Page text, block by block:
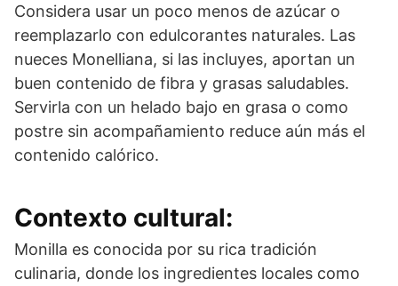
Considera usar un poco menos de azúcar o
reemplazarlo con edulcorantes naturales. Las
nueces Monelliana, si las incluyes, aportan un
buen contenido de fibra y grasas saludables.
Servirla con un helado bajo en grasa o como
postre sin acompañamiento reduce aún más el
contenido calórico.
Contexto cultural:
Monilla es conocida por su rica tradición
culinaria, donde los ingredientes locales como